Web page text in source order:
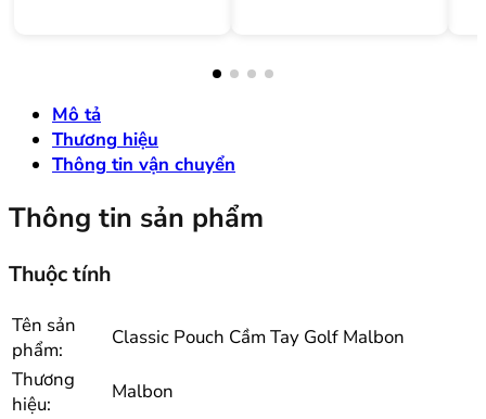
Mô tả
Thương hiệu
Thông tin vận chuyển
Thông tin sản phẩm
Thuộc tính
Tên sản
phẩm:
Classic Pouch Cầm Tay Golf Malbon
Thương
hiệu:
Malbon